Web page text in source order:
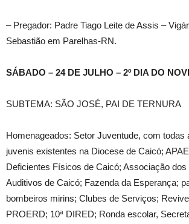
– Pregador: Padre Tiago Leite de Assis –
Sebastião em Parelhas-RN.
SÁBADO – 24 DE JULHO – 2º DIA DO
SUBTEMA: SÃO JOSÉ, PAI DE TERNURA
Homenageados: Setor Juventude, com todas
juvenis existentes na Diocese de Caicó;
Deficientes Físicos de Caicó; Associação dos
Auditivos de Caicó; Fazenda da Esperança;
bombeiros mirins; Clubes de Serviços;
PROERD; 10ª DIRED; Ronda escolar,